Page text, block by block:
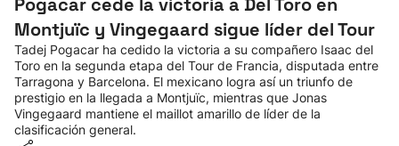
Balonmano
Kirolak 360
Atletismo
Montjuïc y Vingegaard sigue líder del Tour
Tadej Pogacar ha cedido la victoria a su compañero Isaac del
Toro en la segunda etapa del Tour de Francia, disputada entre
Tarragona y Barcelona. El mexicano logra así un triunfo de
prestigio en la llegada a Montjuïc, mientras que Jonas
Vingegaard mantiene el maillot amarillo de líder de la
clasificación general.